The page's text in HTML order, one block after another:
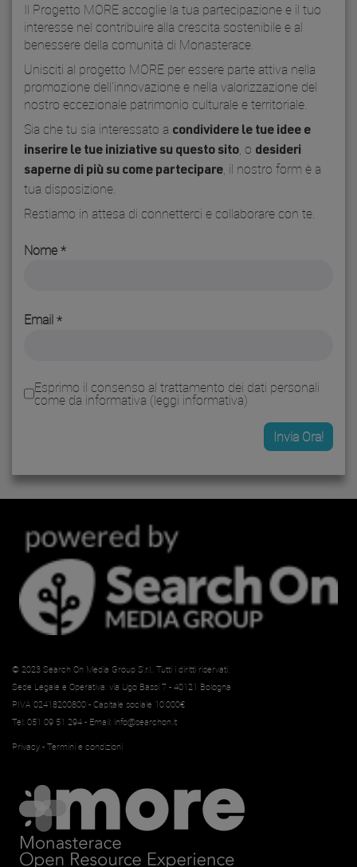
Il Progetto MORE accoglie la tua partecipazione e il tuo
interesse nel contribuire alla crescita sostenibile e al
benessere della comunità di Monasterace.
Unisciti al progetto MORE per essere parte attiva nella
promozione dell'innovazione e nella valorizzazione del
nostro eccezionale patrimonio culturale e territoriale.
Sia che tu sia interessato a condividere le tue idee e
inserire le tue iniziative su questo sito, o desideri
saperne di più su come partecipare, il nostro form è a
tua disposizione.
Restiamo in attesa di connetterci e collaborare con te.
Nome
Email
Esprimo il consenso al trattamento dei dati personali
come da informativa (leggi informativa)
© 2023 Search On Media Group S.r.l. . Tutti i diritti riservati.
Sede Legale e Operativa: via Ugo Bassi 7 - 40121 Bologna
PIVA 02418200800 - Capitale sociale 10.000€
Tel: 051 09 51 294 - Email: info@searchon.it
Privacy - Termini e condizioni